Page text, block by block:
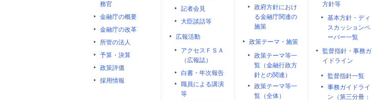
務官
金融庁の概要
金融庁の改革
所管の法人
予算・決算
政策評価
採用情報
記者会見
大臣談話等
広報活動
アクセスＦＳＡ
（広報誌）
白書・年次報告
職員による講演
等
政府方針におけ
る金融庁関連の
施策
政策テーマ・施策
政策テーマ等一
覧（金融行政方
針との関連）
政策テーマ等一
覧（全体）
方針等
基本方針・ディ
スカッションペ
ーパー一覧
監督指針・事務ガ
イドライン
監督指針一覧
事務ガイドライ
ン（第三分冊：